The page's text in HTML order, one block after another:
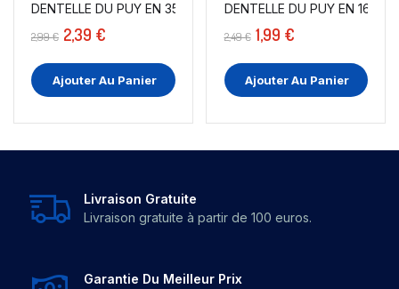
DENTELLE DU PUY EN 35 MM TAUPE AU MÈTRE A...
2,99 € 2,39 €
Ajouter Au Panier
DENTELLE DU PUY EN 16
2,49 € 1,99 €
Ajouter Au Panier
Livraison Gratuite
Livraison gratuite à partir de 100 euros.
Garantie Du Meilleur Prix